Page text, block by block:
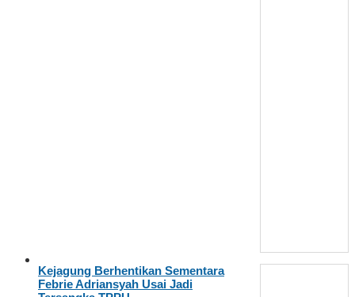
Kejagung Berhentikan Sementara
Febrie Adriansyah Usai Jadi